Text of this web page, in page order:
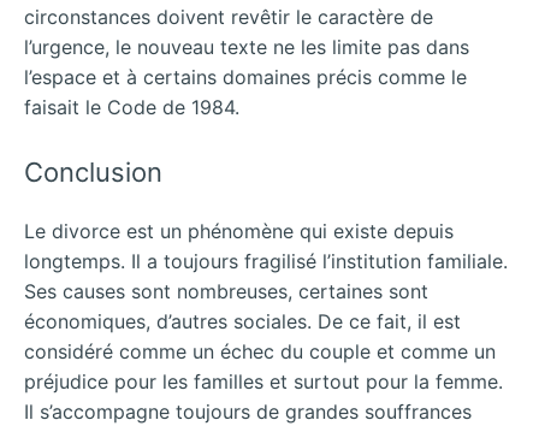
circonstances doivent revêtir le caractère de
l’urgence, le nouveau texte ne les limite pas dans
l’espace et à certains domaines précis comme le
faisait le Code de 1984.
Conclusion
Le divorce est un phénomène qui existe depuis
longtemps. Il a toujours fragilisé l’institution familiale.
Ses causes sont nombreuses, certaines sont
économiques, d’autres sociales. De ce fait, il est
considéré comme un échec du couple et comme un
préjudice pour les familles et surtout pour la femme.
Il s’accompagne toujours de grandes souffrances